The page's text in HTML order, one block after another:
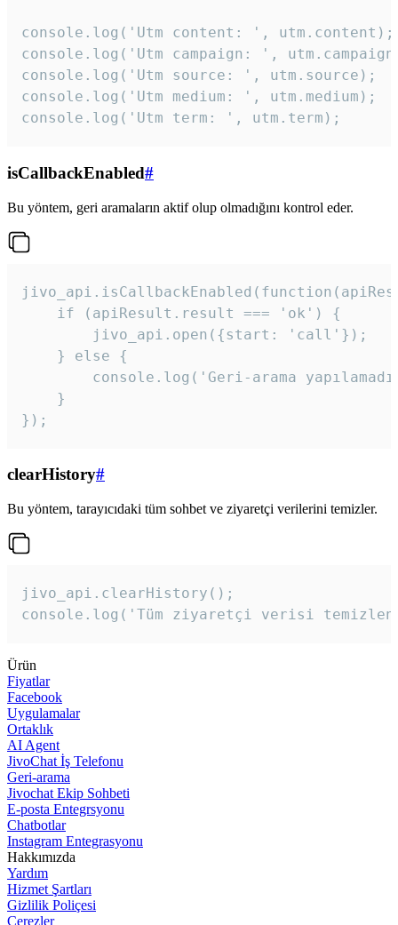
console.log('Utm content: ', utm.content);
console.log('Utm campaign: ',
console.log('Utm source: ', utm.source);
console.log('Utm medium: ', utm.medium);
console.log('Utm term: ', utm.term);
isCallbackEnabled#
Bu yöntem, geri aramaların aktif olup olmadığını kontrol eder.
    if (apiResult.result === 'ok') {
        jivo_api.open({start: 'call'});
    } else {
console.log('Geri-arama
    }
});
clearHistory#
Bu yöntem, tarayıcıdaki tüm sohbet ve ziyaretçi verilerini temizler.
jivo_api.clearHistory();
console.log('Tüm ziyaretçi verisi
Ürün
Fiyatlar
Facebook
Uygulamalar
Ortaklık
AI Agent
JivoChat İş Telefonu
Geri-arama
Jivochat Ekip Sohbeti
E-posta Entegrsyonu
Chatbotlar
Instagram Entegrasyonu
Hakkımızda
Yardım
Hizmet Şartları
Gizlilik Poliçesi
Çerezler